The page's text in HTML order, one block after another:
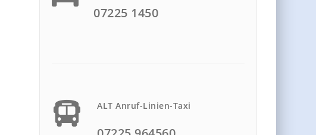
07225 1450
ALT Anruf-Linien-Taxi